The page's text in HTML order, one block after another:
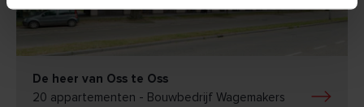
BEKIJK
De heer van Oss te Oss
20 appartementen - Bouwbedrijf Wagemakers